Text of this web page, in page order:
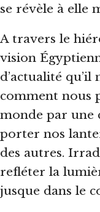
se révèle à elle
A travers le
vision
d’actualité qu’il
comment nous
monde par une
porter nos
des autres.
refléter la
jusque dans le